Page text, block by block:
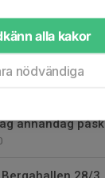
4 och 4/5
0
börjar
annandag påsk
alla kakor
nödvändiga